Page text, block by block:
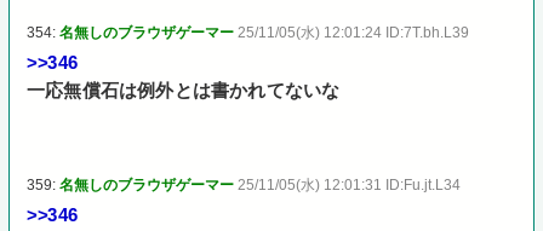
354:名無しのブラウザゲーマー 25/11/05(水) 12:01:24 ID:7T.bh.L39
>>346
一応無償石は例外とは書かれてないな
359:名無しのブラウザゲーマー 25/11/05(水) 12:01:31 ID:Fu.jt.L34
>>346